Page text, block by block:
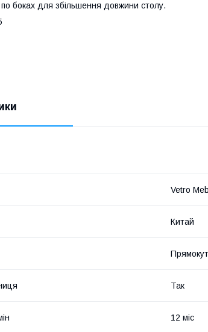
по боках для збільшення довжини столу.
Vetro
Китай
Так
12 міс